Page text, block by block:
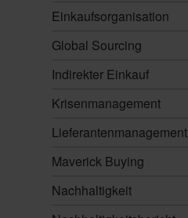
Einkaufsorganisation
Global Sourcing
Indirekter Einkauf
Krisenmanagement
Lieferantenmanagement
Maverick Buying
Nachhaltigkeit